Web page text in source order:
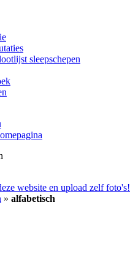
sleepschepen
website en upload zelf foto's!
» alfabetisch